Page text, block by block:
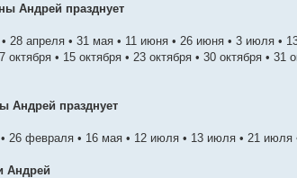
Андрей празднует
28 апреля • 31 мая • 11 июня • 26 июня • 3 июля •
октября • 15 октября • 23 октября • 30 октября •
Андрей празднует
26 февраля • 16 мая • 12 июля • 13 июля • 21 июля
Андрей